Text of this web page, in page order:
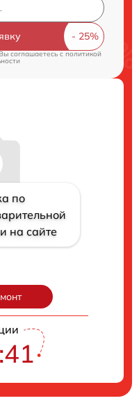
соглашаетесь cполитикой
по
на сайте